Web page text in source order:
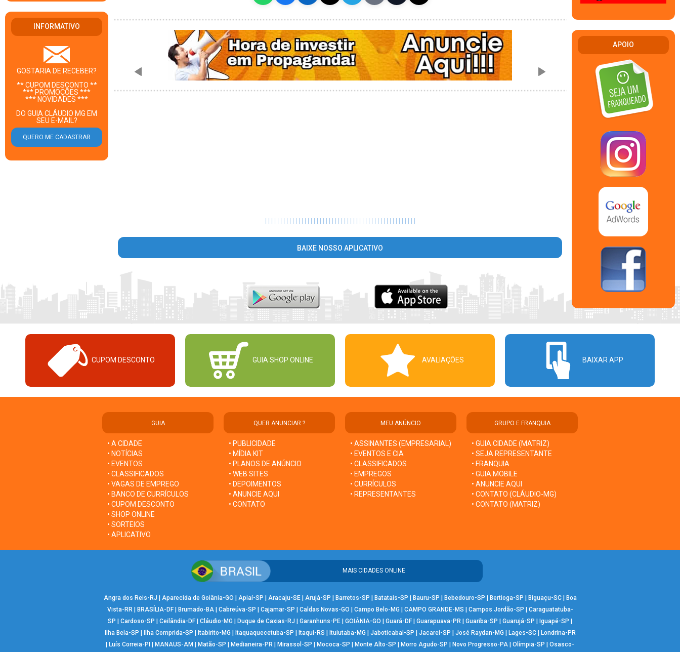
INFORMATIVO
GOSTARIA DE RECEBER?
** CUPOM DESCONTO **
*** PROMOÇÕES ***
*** NOVIDADES ***
DO GUIA CLÁUDIO MG EM
SEU E-MAIL?
BAIXE NOSSO APLICATIVO
APOIO
CUPOM DESCONTO GUIA SHOP ONLINE AVALIAÇÕES BAIXAR APP
GUIA
• A CIDADE
• NOTÍCIAS
• EVENTOS
• CLASSIFICADOS
• VAGAS DE EMPREGO
• BANCO DE CURRÍCULOS
• CUPOM DESCONTO
• SHOP ONLINE
• SORTEIOS
• APLICATIVO
QUER ANUNCIAR ?
• PUBLICIDADE
• MÍDIA KIT
• PLANOS DE ANÚNCIO
• WEB SITES
• DEPOIMENTOS
• ANUNCIE AQUI
• CONTATO
MEU ANÚNCIO
• ASSINANTES (EMPRESARIAL)
• EVENTOS E CIA
• CLASSIFICADOS
• EMPREGOS
• CURRÍCULOS
• REPRESENTANTES
GRUPO E FRANQUIA
• GUIA CIDADE (MATRIZ)
• SEJA REPRESENTANTE
• FRANQUIA
• GUIA MOBILE
• ANUNCIE AQUI
• CONTATO (CLÁUDIO-MG)
• CONTATO (MATRIZ)
MAIS CIDADES ONLINE
Angra dos Reis-RJ | Aparecida de Goiânia-GO | Apiaí-SP | Aracaju-SE| Arujá-SP | Barretos-SP | Batatais-SP | Bauru-SP | Bebedouro-SP | Bertioga-SP | Biguaçu-SC| Boa
Vista-RR | BRASÍLIA-DF| Brumado-BA| Cabreúva-SP | Cajamar-SP | Caldas Novas-GO | Campo Belo-MG | CAMPO GRANDE-MS | Campos Jordão-SP | Caraguatatuba-
SP | Cardoso-SP | Ceilândia-DF | Cláudio-MG | Duque de Caxias-RJ | Garanhuns-PE | GOIÂNIA-GO | Guará-DF | Guarapuava-PR | Guariba-SP | Guarujá-SP | Iguapé-SP |
Ilha Bela-SP | Ilha Comprida-SP | Itabirito-MG | Itaquaquecetuba-SP | Itaqui-RS | Ituiutaba-MG | Jaboticabal-SP | Jacareí-SP | José Raydan-MG | Lages-SC| Londrina-PR
| Luís Correia-PI | MANAUS-AM | Matão-SP | Medianeira-PR | Mirassol-SP | Mococa-SP | Monte Alto-SP | Morro Agudo-SP | Novo Progresso-PA | Olímpia-SP | Osasco-